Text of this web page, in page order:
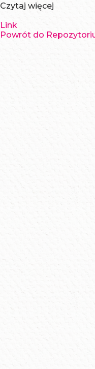
Czytaj więcej
Link
Powrót do